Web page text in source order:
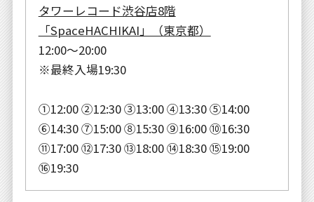
タワーレコード渋谷店8階
「SpaceHACHIKAI」（東京都）
12:00～20:00
※最終入場19:30
①12:00 ②12:30 ③13:00 ④13:30 ⑤14:00
⑥14:30 ⑦15:00 ⑧15:30 ⑨16:00 ⑩16:30
⑪17:00 ⑫17:30 ⑬18:00 ⑭18:30 ⑮19:00
⑯19:30